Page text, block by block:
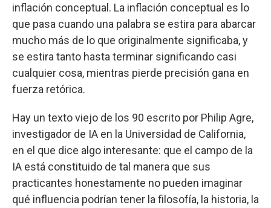
inflación conceptual. La inflación conceptual es lo
que pasa cuando una palabra se estira para abarcar
mucho más de lo que originalmente significaba, y
se estira tanto hasta terminar significando casi
cualquier cosa, mientras pierde precisión gana en
fuerza retórica.
Hay un texto viejo de los 90 escrito por Philip Agre,
investigador de IA en la Universidad de California,
en el que dice algo interesante: que el campo de la
IA está constituido de tal manera que sus
practicantes honestamente no pueden imaginar
qué influencia podrían tener la filosofía, la historia, la